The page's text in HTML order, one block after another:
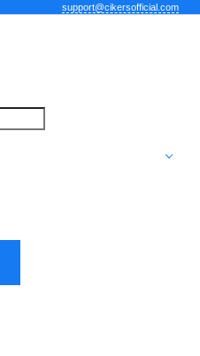
support@cikersofficial.com